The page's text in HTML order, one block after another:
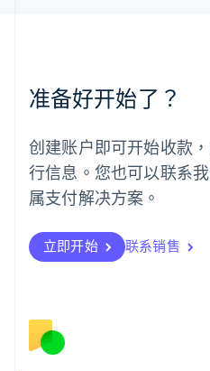
准备好开始了？
创建账户即可开始收款
行信息。您也可以联系
属支付解决方案。
立即开始 联系销售
挪威
葡萄牙
Português English
日本
日本語English
瑞典
瑞士
DeutschFrançais
English
斯洛文尼亚